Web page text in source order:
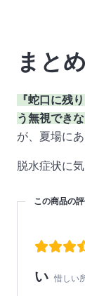
まとめ
『蛇口に残
う無視でき
が、夏場に
脱水症状に
この商品の
い 惜しい